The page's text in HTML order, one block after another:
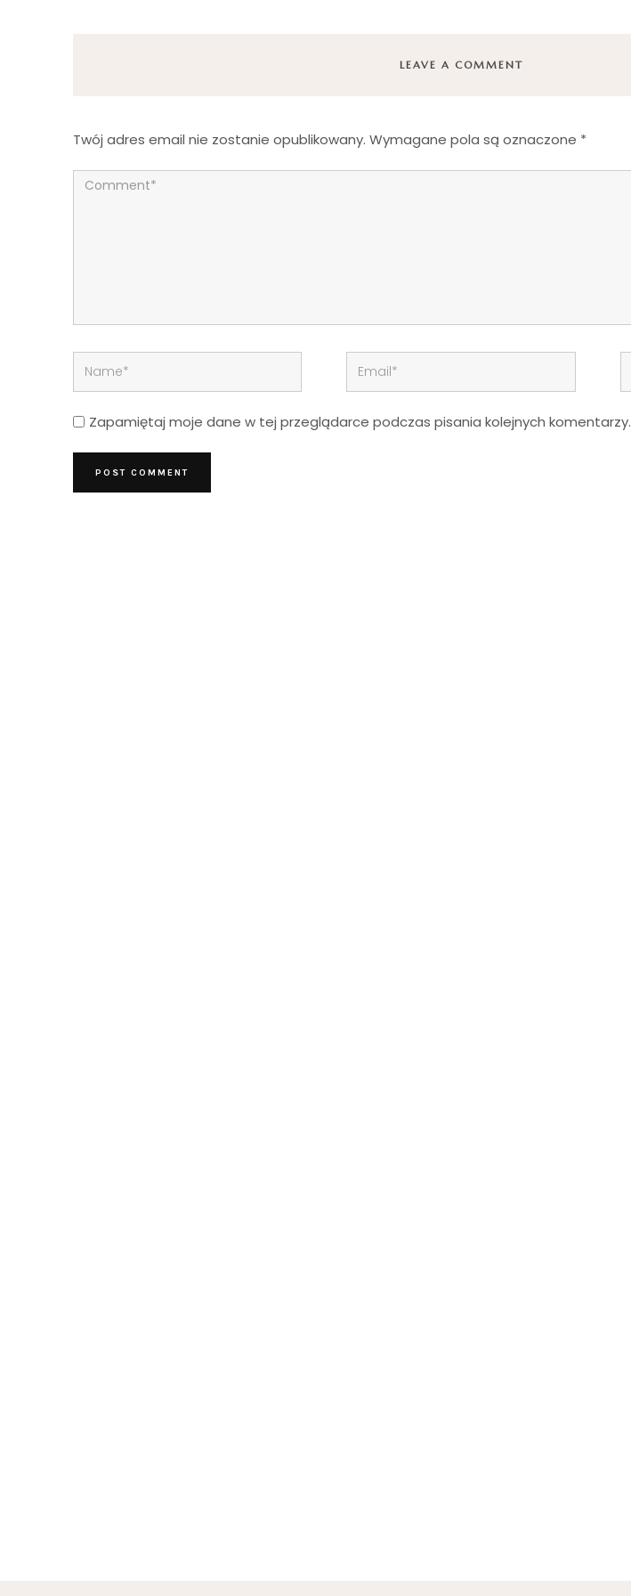
LEAVE A COMMENT
Twój adres email nie zostanie opublikowany. Wymagane pola są oznaczone *
Zapamiętaj moje dane w tej przeglądarce podczas pisania kolejnych komentarzy.